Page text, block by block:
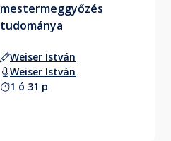
mestermeggyőzés
tudománya
Weiser István
Weiser István
1 ó 31 p